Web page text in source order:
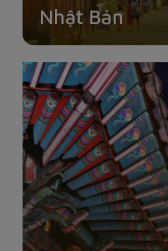
Nhật Bản